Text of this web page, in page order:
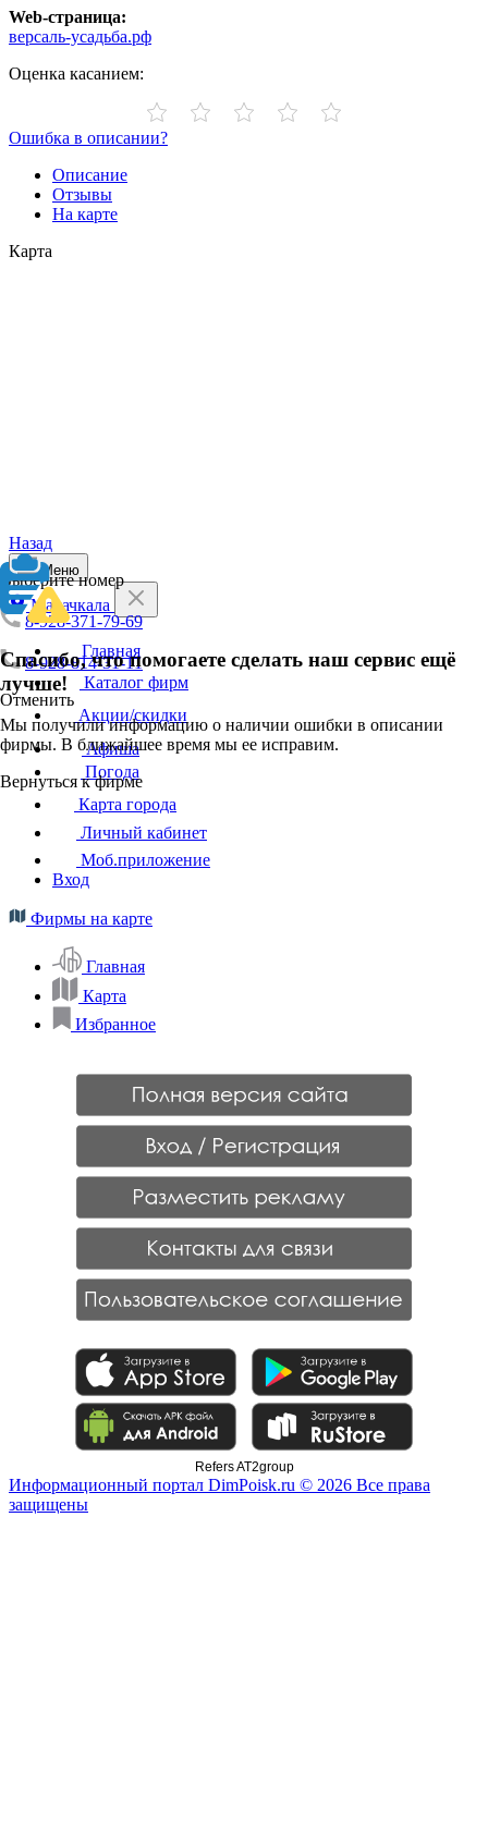
Web-страница:
версаль-усадьба.рф
Оценка касанием:
Ошибка в описании?
Описание
Отзывы
На карте
Карта
Назад
Выберите номер
8-928-371-79-69
8-928-814-31-11
Отменить
Спасибо, что помогаете сделать наш сервис ещё
лучше!
Мы получили информацию о наличии ошибки в описании
фирмы. В ближайшее время мы ее исправим.
Вернуться к фирме
Меню
Махачкала
Главная
Каталог фирм
Акции/скидки
Афиша
Погода
Карта города
Личный кабинет
Моб.приложение
Вход
Фирмы на карте
Главная
Карта
Избранное
Refers AT2group
Информационный портал DimPoisk.ru © 2026 Все права
защищены